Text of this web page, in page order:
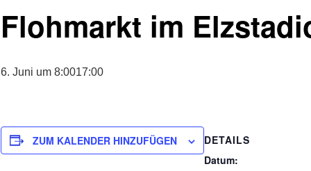
Flohmarkt im
6. Juni um 8:0017:00
ZUM KALENDER HINZUFÜGEN
DETAILS
Datum: